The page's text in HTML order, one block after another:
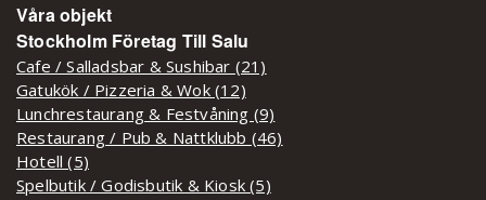
Våra objekt
Stockholm Företag Till Salu
Cafe / Salladsbar & Sushibar (21)
Gatukök / Pizzeria & Wok (12)
Lunchrestaurang & Festvåning (9)
Restaurang / Pub & Nattklubb (46)
Hotell (5)
Spelbutik / Godisbutik & Kiosk (5)